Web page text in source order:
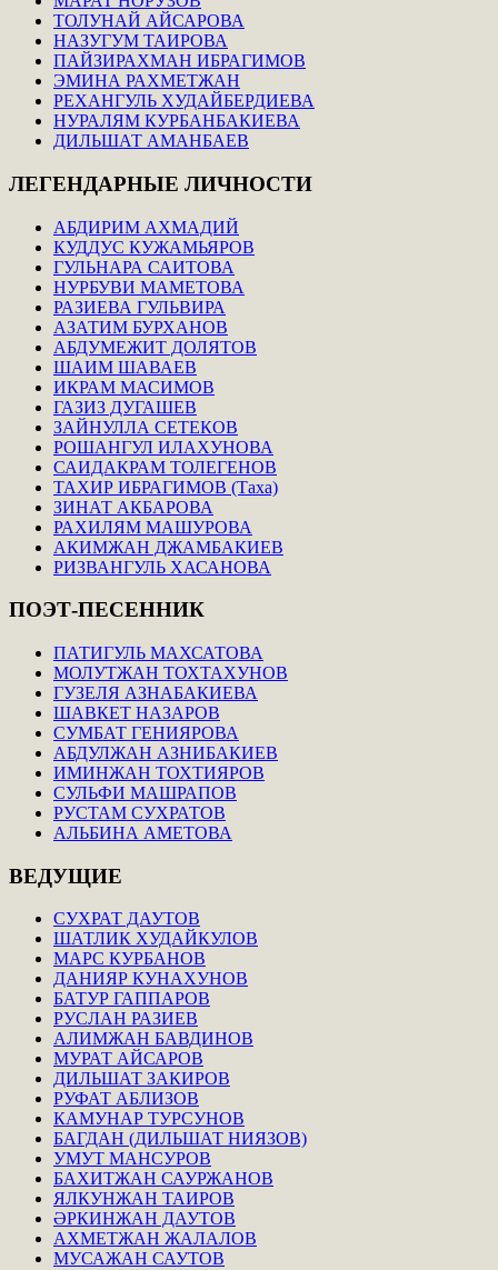
ТОЛУНАЙ АЙСАРОВА
НАЗУГУМ ТАИРОВА
ПАЙЗИРАХМАН ИБРАГИМОВ
ЭМИНА РАХМЕТЖАН
РЕХАНГУЛЬ ХУДАЙБЕРДИЕВА
НУРАЛЯМ КУРБАНБАКИЕВА
ДИЛЬШАТ АМАНБАЕВ
ЛЕГЕНДАРНЫЕ ЛИЧНОСТИ
АБДИРИМ АХМАДИЙ
КУДДУС КУЖАМЬЯРОВ
ГУЛЬНАРА САИТОВА
НУРБУВИ МАМЕТОВА
РАЗИЕВА ГУЛЬВИРА
АЗАТИМ БУРХАНОВ
АБДУМЕЖИТ ДОЛЯТОВ
ШАИМ ШАВАЕВ
ИКРАМ МАСИМОВ
ГАЗИЗ ДУГАШЕВ
ЗАЙНУЛЛА СЕТЕКОВ
РОШАНГУЛ ИЛАХУНОВА
САИДАКРАМ ТОЛЕГЕНОВ
ТАХИР ИБРАГИМОВ (Таха)
ЗИНАТ АКБАРОВА
РАХИЛЯМ МАШУРОВА
АКИМЖАН ДЖАМБАКИЕВ
РИЗВАНГУЛЬ ХАСАНОВА
ПОЭТ-ПЕСЕННИК
ПАТИГУЛЬ МАХСАТОВА
МОЛУТЖАН ТОХТАХУНОВ
ГУЗЕЛЯ АЗНАБАКИЕВА
ШАВКЕТ НАЗАРОВ
СУМБАТ ГЕНИЯРОВА
АБДУЛЖАН АЗНИБАКИЕВ
ИМИНЖАН ТОХТИЯРОВ
СУЛЬФИ МАШРАПОВ
РУСТАМ СУХРАТОВ
АЛЬБИНА АМЕТОВА
ВЕДУЩИЕ
СУХРАТ ДАУТОВ
ШАТЛИК ХУДАЙКУЛОВ
МАРС КУРБАНОВ
ДАНИЯР КУНАХУНОВ
БАТУР ГАППАРОВ
РУСЛАН РАЗИЕВ
АЛИМЖАН БАВДИНОВ
МУРАТ АЙСАРОВ
ДИЛЬШАТ ЗАКИРОВ
РУФАТ АБЛИЗОВ
КАМУНАР ТУРСУНОВ
БАГДАН (ДИЛЬШАТ НИЯЗОВ)
УМУТ МАНСУРОВ
БАХИТЖАН САУРЖАНОВ
ЯЛКУНЖАН ТАИРОВ
ӘРКИНЖАН ДАУТОВ
АХМЕТЖАН ЖАЛАЛОВ
МУСАЖАН САУТОВ